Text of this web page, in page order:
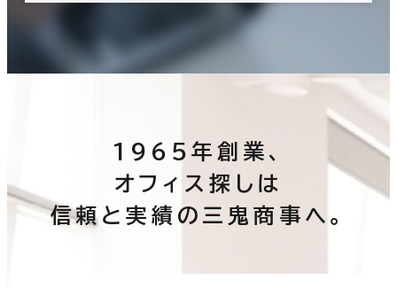
1965年創業、
オフィス探しは
信頼と実績の三鬼商事へ。